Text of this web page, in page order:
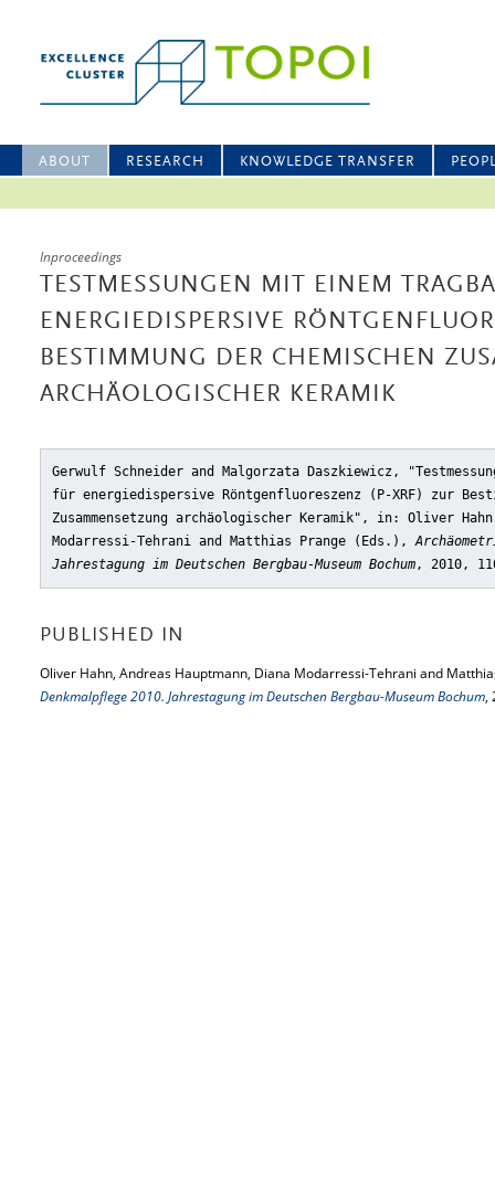
ABOUT RESEARCH KNOWLEDGE TRANSFER
Inproceedings
TESTMESSUNGEN MIT EINEM
ENERGIEDISPERSIVE
BESTIMMUNG DER CHEMISCHEN
ARCHÄOLOGISCHER KERAMIK
Gerwulf Schneider and Malgorzata Daszkiewicz,
für energiedispersive Röntgenfluoreszenz (P-XRF) zur
Zusammensetzung archäologischer Keramik" , in: Oliver Hahn,
Modarressi-Tehrani and Matthias Prange (Eds.),
Jahrestagung im Deutschen Bergbau-Museum Bochum, 2010,
PUBLISHED IN
Oliver Hahn, Andreas Hauptmann, Diana Modarressi-Tehrani and
Denkmalpflege 2010. Jahrestagung im Deutschen Bergbau-Museum Bochum,